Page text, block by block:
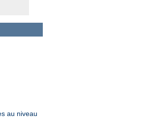
au niveau